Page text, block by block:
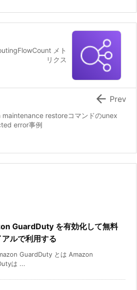
メト
リクス
maintenance restoreコマンドのunex
error事例
 Prev
GuardDuty を有効化して無料
アルで利用する
GuardDuty とは Amazon
は ...